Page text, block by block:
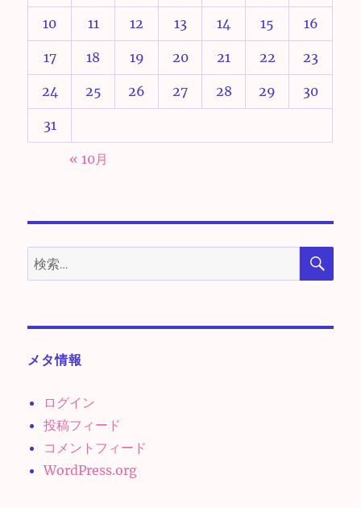
10 11 12 13 14 15 16
17 18 19 20 21 22 23
24 25 26 27 28 29 30
31
« 10月
検
索:
検
メタ情報
ログイン
投稿フィード
コメントフィード
WordPress.org